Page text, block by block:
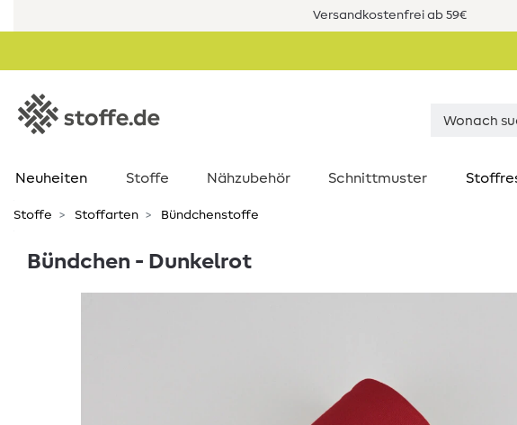
Versandkostenfrei ab 59€
Neuheiten Stoffe Nähzubehör Schnittmuster
Stoffe Stoffarten Bündchenstoffe
Bündchen - Dunkelrot